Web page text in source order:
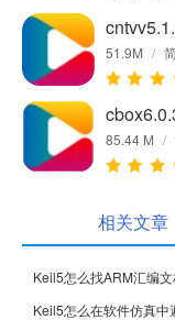
51.9M /
85.44 M /
相关文章
Keil5怎么找ARM汇编